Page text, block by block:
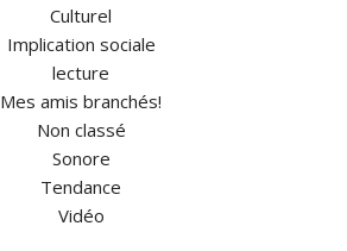
Culturel
Implication sociale
lecture
Mes amis branchés!
Non classé
Sonore
Tendance
Vidéo